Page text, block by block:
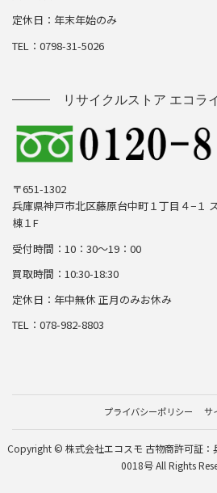
定休日：年末年始のみ
TEL：0798-31-5026
リサイクルストア エコラ
〒651-1302
兵庫県神戸市北区藤原台中町１丁目４−１
棟１F
受付時間：10：30～19：00
買取時間：10:30-18:30
定休日：年中無休 正月のみお休み
TEL：078-982-8803
プライバシーポリシー サ
Copyright © 株式会社エコスモ 古物商許可証
0018号 All Rights